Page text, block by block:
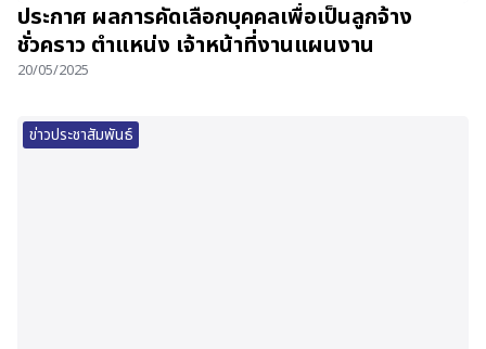
ประกาศ ผลการคัดเลือกบุคคลเพื่อเป็นลูกจ้าง
ชั่วคราว ตำแหน่ง เจ้าหน้าที่งานแผนงาน
20/05/2025
ข่าวประชาสัมพันธ์